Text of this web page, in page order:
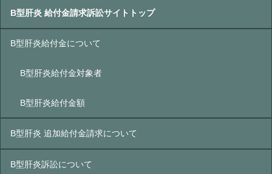
B型肝炎 給付金請求訴訟サイトトップ
B型肝炎給付金について
B型肝炎給付金対象者
B型肝炎給付金額
B型肝炎 追加給付金請求について
B型肝炎訴訟について